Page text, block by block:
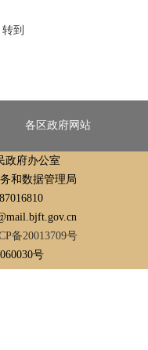
转到
各区政府网站
政府办公室
和数据管理局
备20013709号
号